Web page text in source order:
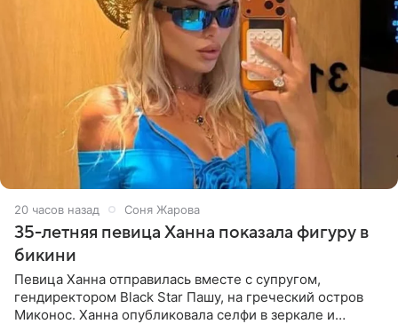
20 часов назад Соня Жарова
35-летняя певица Ханна показала фигуру в
бикини
Певица Ханна отправилась вместе с супругом,
гендиректором Black Star Пашу, на греческий остров
Миконос. Ханна опубликовала селфи в зеркале и